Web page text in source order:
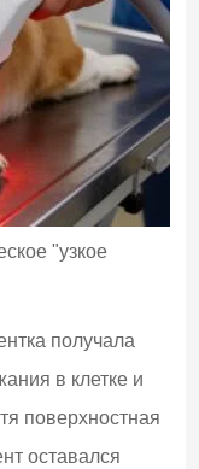
"узкое
получала
в клетке и
поверхностная
оставался